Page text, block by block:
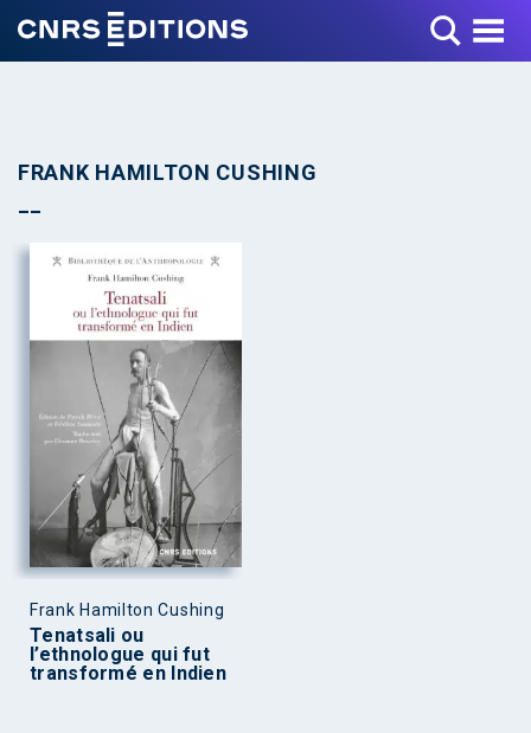
Toggle Menu
FRANK HAMILTON CUSHING
Frank Hamilton Cushing
Tenatsali ou
l’ethnologue qui fut
transformé en Indien